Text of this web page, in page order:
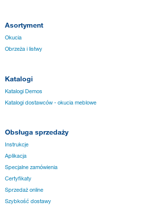
Asortyment
Okucia
Obrzeża i listwy
Katalogi
Katalogi Demos
Katalogi dostawców - okucia meblowe
Obsługa sprzedaży
Instrukcje
Aplikacja
Specjalne zamówienia
Certyfikaty
Sprzedaż online
Szybkość dostawy